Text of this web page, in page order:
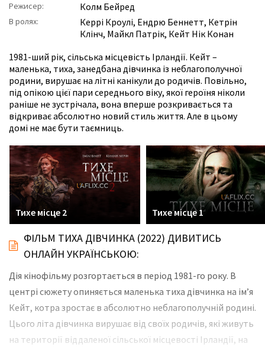
Режисер: Колм Бейред
В ролях: Керрі Кроулі, Ендрю Беннетт, Кетрін
Клінч, Майкл Патрік, Кейт Нік Конан
1981-ший рік, сільська місцевість Ірландії. Кейт –
маленька, тиха, занедбана дівчинка із неблагополучної
родини, вирушає на літні канікули до родичів. Повільно,
під опікою цієї пари середнього віку, якої героїня ніколи
раніше не зустрічала, вона вперше розкривається та
відкриває абсолютно новий стиль життя. Але в цьому
домі не має бути таємниць.
Тихе місце 2 Тихе місце 1
ФІЛЬМ ТИХА ДІВЧИНКА (2022) ДИВИТИСЬ
ОНЛАЙН УКРАЇНСЬКОЮ:
Дія кінофільму розгортається в період 1981-го року. В
центрі сюжету опиняється маленька тиха дівчинка на ім’я
Кейт, котра зростає в абсолютно неблагополучній родині.
Цього літа дівчинка вирушає від своїх родичів, які живуть
на території віддаленої сільської місцевості Ірландії, на